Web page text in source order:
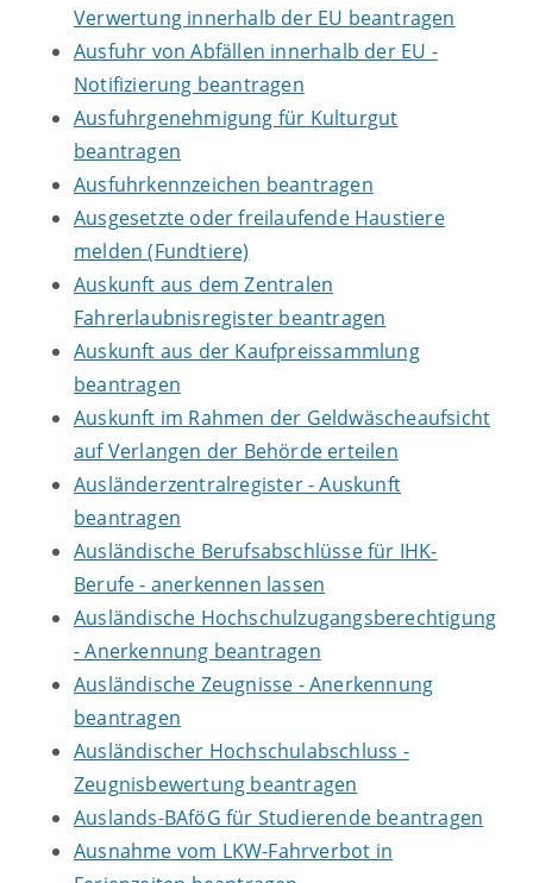
Verwertung innerhalb der EU beantragen
Ausfuhr von Abfällen innerhalb der EU -
Notifizierung beantragen
Ausfuhrgenehmigung für Kulturgut
beantragen
Ausfuhrkennzeichen beantragen
Ausgesetzte oder freilaufende Haustiere
melden (Fundtiere)
Auskunft aus dem Zentralen
Fahrerlaubnisregister beantragen
Auskunft aus der Kaufpreissammlung
beantragen
Auskunft im Rahmen der Geldwäscheaufsicht
auf Verlangen der Behörde erteilen
Ausländerzentralregister - Auskunft
beantragen
Ausländische Berufsabschlüsse für IHK-
Berufe - anerkennen lassen
Ausländische Hochschulzugangsberechtigung
- Anerkennung beantragen
Ausländische Zeugnisse - Anerkennung
beantragen
Ausländischer Hochschulabschluss -
Zeugnisbewertung beantragen
Auslands-BAföG für Studierende beantragen
Ausnahme vom LKW-Fahrverbot in